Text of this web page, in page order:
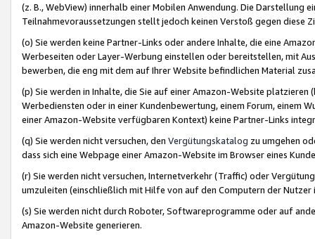
(z. B., WebView) innerhalb einer Mobilen Anwendung. Die Darstellung
Teilnahmevoraussetzungen stellt jedoch keinen Verstoß gegen diese
(o) Sie werden keine Partner-Links oder andere Inhalte, die eine
Werbeseiten oder Layer-Werbung einstellen oder bereitstellen, mit
bewerben, die eng mit dem auf Ihrer Website befindlichen Material
(p) Sie werden in Inhalte, die Sie auf einer Amazon-Website
Werbediensten oder in einer Kundenbewertung, einem Forum, einem
einer Amazon-Website verfügbaren Kontext) keine Partner-Links
(q) Sie werden nicht versuchen, den Vergütungskatalog zu umgehen
dass sich eine Webpage einer Amazon-Website im Browser eines
(r) Sie werden nicht versuchen, Internetverkehr (Traffic) oder
umzuleiten (einschließlich mit Hilfe von auf den Computern der
(s) Sie werden nicht durch Roboter, Softwareprogramme oder auf
Amazon-Website generieren.